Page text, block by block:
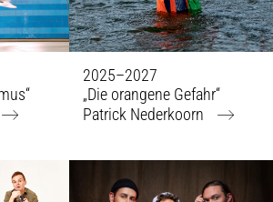
2025–2027
„Die orangene Gefahr“
Patrick Nederkoorn